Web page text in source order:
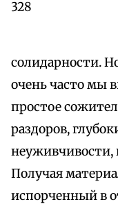
328
солидарности.
очень часто мы
простое
раздоров,
неуживчивости,
Получая
испорченный в